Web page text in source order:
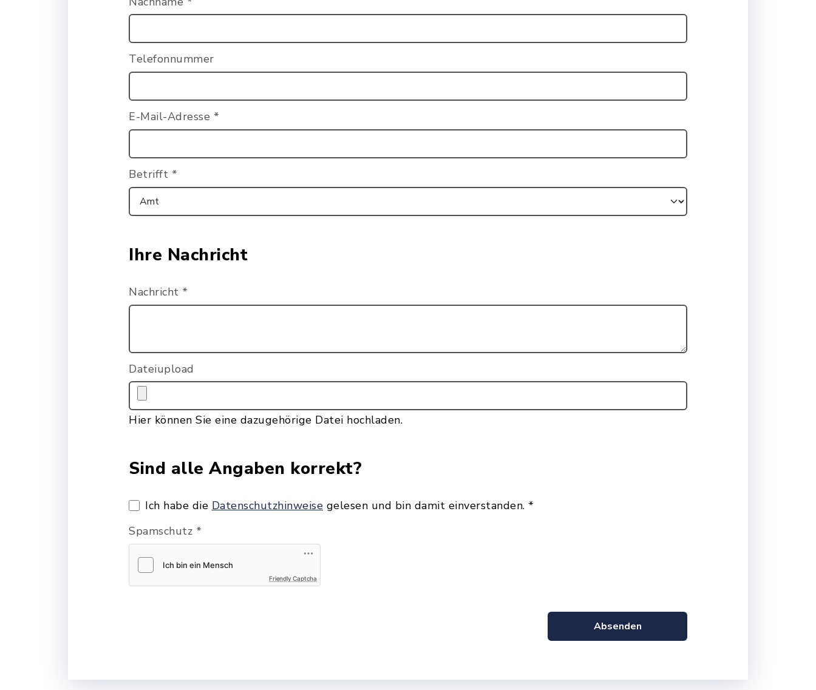
Telefonnummer
E-Mail-Adresse *
Betrifft *
Ihre Nachricht
Nachricht *
Dateiupload
Hier können Sie eine dazugehörige Datei hochladen.
Sind alle Angaben korrekt?
Ich habe die Datenschutzhinweise gelesen und bin damit einverstanden. *
Spamschutz *
Friendly Captcha
Absenden